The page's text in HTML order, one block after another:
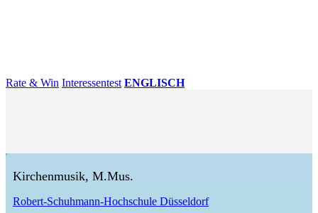
Rate & Win Interessentest ENGLISCH
Kirchenmusik, M.Mus.
Robert-Schuhmann-Hochschule Düsseldorf